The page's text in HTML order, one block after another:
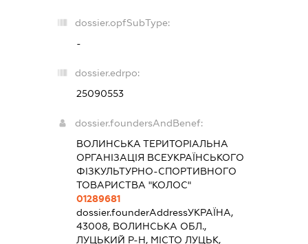
dossier.opfSubType:
-
dossier.edrpo:
25090553
dossier.foundersAndBenef:
ВОЛИНСЬКА ТЕРИТОРІАЛЬНА
ОРГАНІЗАЦІЯ ВСЕУКРАЇНСЬКОГО
ФІЗКУЛЬТУРНО-СПОРТИВНОГО
ТОВАРИСТВА "КОЛОС"
01289681
dossier.founderAddressУКРАЇНА,
43008, ВОЛИНСЬКА ОБЛ.,
ЛУЦЬКИЙ Р-Н, МІСТО ЛУЦЬК,